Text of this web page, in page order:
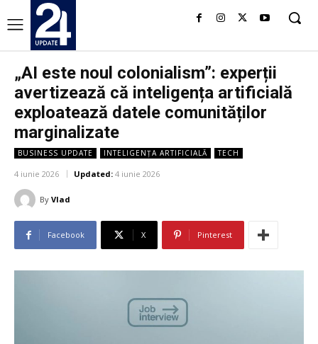
„AI este noul colonialism”: experții
avertizează că inteligența artificială
exploatează datele comunităților
marginalizate
BUSINESS UPDATE INTELIGENȚA ARTIFICIALĂ TECH
4 iunie 2026 Updated: 4 iunie 2026
By Vlad
Facebook X Pinterest